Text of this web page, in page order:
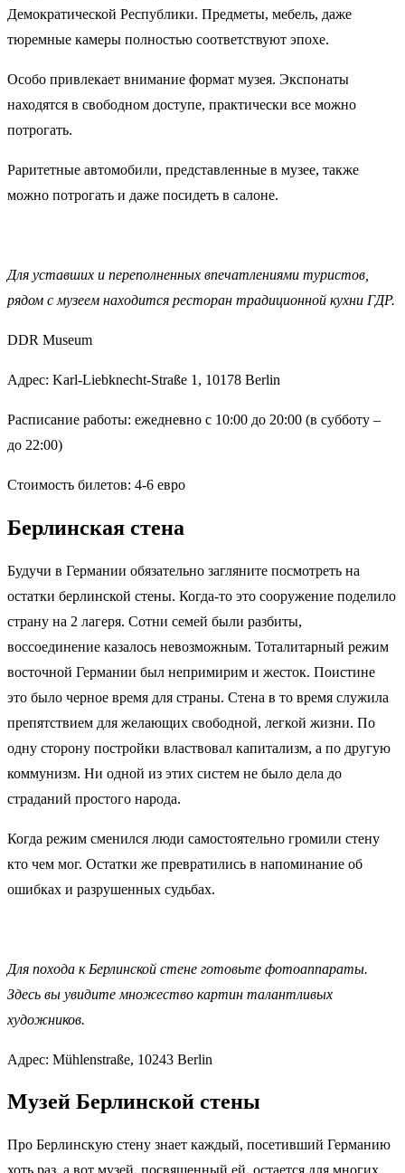
Демократической Республики. Предметы, мебель, даже
тюремные камеры полностью соответствуют эпохе.
Особо привлекает внимание формат музея. Экспонаты
находятся в свободном доступе, практически все можно
потрогать.
Раритетные автомобили, представленные в музее, также
можно потрогать и даже посидеть в салоне.
Для уставших и переполненных впечатлениями туристов,
рядом с музеем находится ресторан традиционной кухни ГДР.
DDR Museum
Адрес: Karl-Liebknecht-Straße 1, 10178 Berlin
Расписание работы: ежедневно с 10:00 до 20:00 (в субботу –
до 22:00)
Стоимость билетов: 4-6 евро
Берлинская стена
Будучи в Германии обязательно загляните посмотреть на
остатки берлинской стены. Когда-то это сооружение поделило
страну на 2 лагеря. Сотни семей были разбиты,
воссоединение казалось невозможным. Тоталитарный режим
восточной Германии был непримирим и жесток. Поистине
это было черное время для страны. Стена в то время служила
препятствием для желающих свободной, легкой жизни. По
одну сторону постройки властвовал капитализм, а по другую
коммунизм. Ни одной из этих систем не было дела до
страданий простого народа.
Когда режим сменился люди самостоятельно громили стену
кто чем мог. Остатки же превратились в напоминание об
ошибках и разрушенных судьбах.
Для похода к Берлинской стене готовьте фотоаппараты.
Здесь вы увидите множество картин талантливых
художников.
Адрес: Mühlenstraße, 10243 Berlin
Музей Берлинской стены
Про Берлинскую стену знает каждый, посетивший Германию